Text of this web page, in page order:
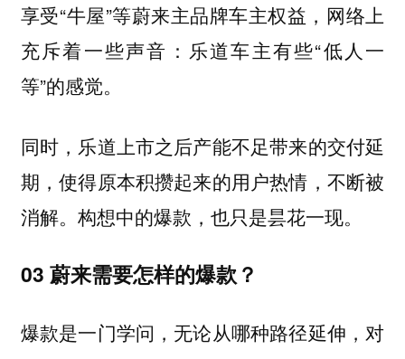
享受“牛屋”等蔚来主品牌车主权益，网络上
充斥着一些声音：乐道车主有些“低人一
等”的感觉。
同时，乐道上市之后产能不足带来的交付延
期，使得原本积攒起来的用户热情，不断被
消解。构想中的爆款，也只是昙花一现。
03 蔚来需要怎样的爆款？
爆款是一门学问，无论从哪种路径延伸，对